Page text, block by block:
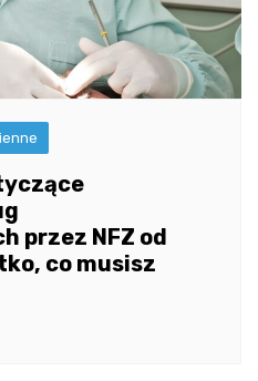
przez NFZ od
co musisz